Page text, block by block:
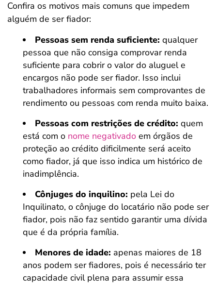
Confira os motivos mais comuns que impedem
alguém de ser fiador:
Pessoas sem renda suficiente: qualquer
pessoa que não consiga comprovar renda
suficiente para cobrir o valor do aluguel e
encargos não pode ser fiador. Isso inclui
trabalhadores informais sem comprovantes de
rendimento ou pessoas com renda muito baixa.
Pessoas com restrições de crédito: quem
está com o nome negativado em órgãos de
proteção ao crédito dificilmente será aceito
como fiador, já que isso indica um histórico de
inadimplência.
Cônjuges do inquilino: pela Lei do
Inquilinato, o cônjuge do locatário não pode ser
fiador, pois não faz sentido garantir uma dívida
que é da própria família.
Menores de idade: apenas maiores de 18
anos podem ser fiadores, pois é necessário ter
capacidade civil plena para assumir essa